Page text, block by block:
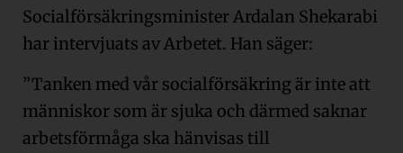
Socialförsäkringsminister Ardalan Shekarabi
har intervjuats av Arbetet. Han säger:
”Tanken med vår socialförsäkring är inte att
människor som är sjuka och därmed saknar
arbetsförmåga ska hänvisas till